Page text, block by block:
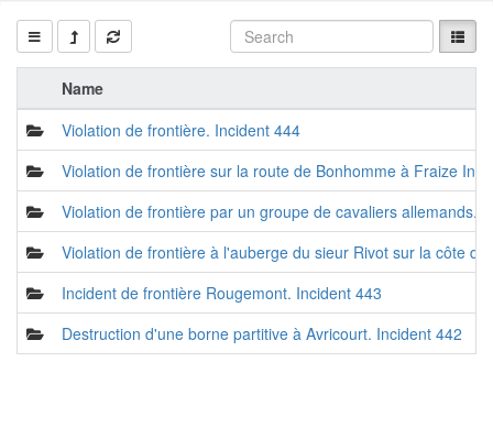
Name
Violation de frontière. Incident 444
Violation de frontière sur la route de Bonhomme à Fraize
Violation de frontière par un groupe de cavaliers allemands.
Violation de frontière à l'auberge du sieur Rivot sur la côte
Incident de frontière Rougemont. Incident 443
Destruction d'une borne partitive à Avricourt. Incident 442